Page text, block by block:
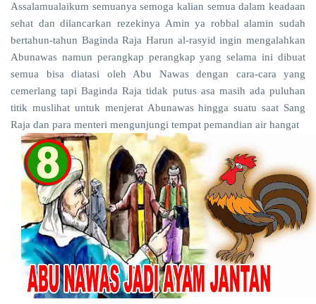
Assalamualaikum semuanya semoga kalian semua dalam keadaan
sehat dan dilancarkan rezekinya Amin ya robbal alamin sudah
bertahun-tahun Baginda Raja Harun al-rasyid ingin mengalahkan
Abunawas namun perangkap perangkap yang selama ini dibuat
semua bisa diatasi oleh Abu Nawas dengan cara-cara yang
cemerlang tapi Baginda Raja tidak putus asa masih ada puluhan
titik muslihat untuk menjerat Abunawas hingga suatu saat Sang
Raja dan para menteri mengunjungi tempat pemandian air hangat